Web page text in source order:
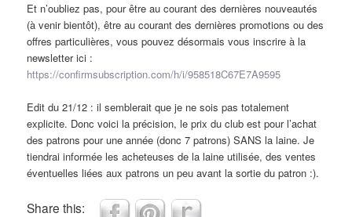
Et n’oubliez pas, pour être au courant des dernières nouveautés
(à venir bientôt), être au courant des dernières promotions ou des
offres particulières, vous pouvez désormais vous inscrire à la
newsletter ici :
https://confirmsubscription.com/h/i/958518C67E7A9595
Edit du 21/12 : il semblerait que je ne sois pas totalement
explicite. Donc voici la précision, le prix du club est pour l’achat
des patrons pour une année (donc 7 patrons) SANS la laine. Je
tiendrai informée les acheteuses de la laine utilisée, des ventes
éventuelles liées aux patrons un peu avant la sortie du patron :).
Share this: